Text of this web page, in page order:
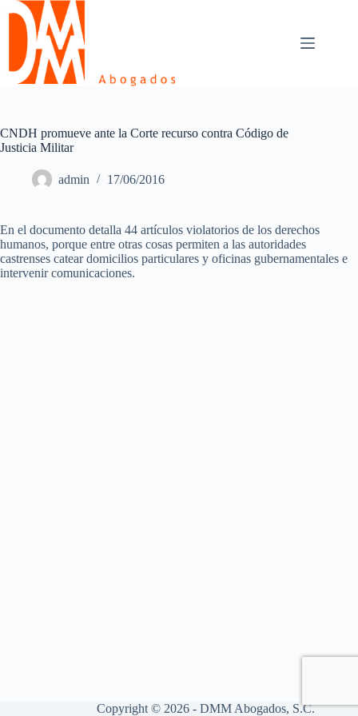
Skip
content
CNDH promueve ante la Corte recurso contra Código de
Justicia Militar
admin 17/06/2016
En el documento detalla 44 artículos violatorios de los derechos
humanos, porque entre otras cosas permiten a las autoridades
castrenses catear domicilios particulares y oficinas gubernamentales e
intervenir comunicaciones.
Copyright © 2026 - DMM Abogados, S.C.